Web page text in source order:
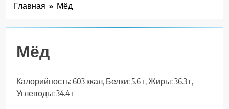
Главная Мёд
Мёд
Калорийность: 603 ккал, Белки: 5.6 г, Жиры: 36.3 г,
Углеводы: 34.4 г